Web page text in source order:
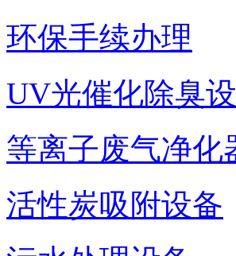
环保手续办理
UV光催化除臭
等离子废气净化
活性炭吸附设备